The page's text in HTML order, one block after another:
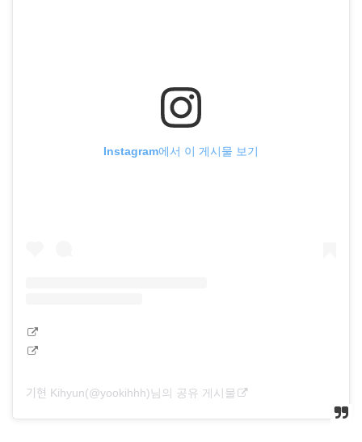
Instagram에서 이 게시물 보기
기현 Kihyun(@yookihhh)님의 공유 게시물